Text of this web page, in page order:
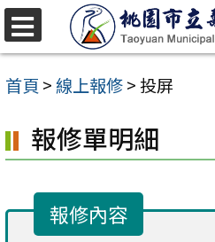
跳
至
主
內
容
首頁 >線上報修>投屏
報修單明細
報修內容
選
單